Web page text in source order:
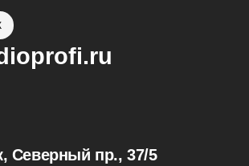
Северный пр., 37/5